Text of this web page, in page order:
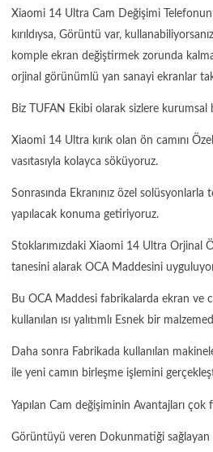
Xiaomi 14 Ultra Cam Değişimi
kırıldıysa, Görüntü var,
komple ekran değiştirmek zorunda
orjinal görünümlü yan sanayi ekranlar
Biz TUFAN Ekibi olarak sizlere
Xiaomi 14 Ultra kırık olan ön camını
vasıtasıyla kolayca söküyoruz.
Sonrasında Ekranınız özel solüsyonlarla
yapılacak konuma getiriyoruz.
Stoklarımızdaki Xiaomi 14 Ultra Orjinal
tanesini alarak OCA Maddesini
Bu OCA Maddesi fabrikalarda ekran ve
kullanılan ısı yalıtımlı Esnek bir
Daha sonra Fabrikada kullanılan
ile yeni camın birleşme işlemini
Yapılan Cam değişiminin Avantajları çok
Görüntüyü veren Dokunmatiği sağlayan